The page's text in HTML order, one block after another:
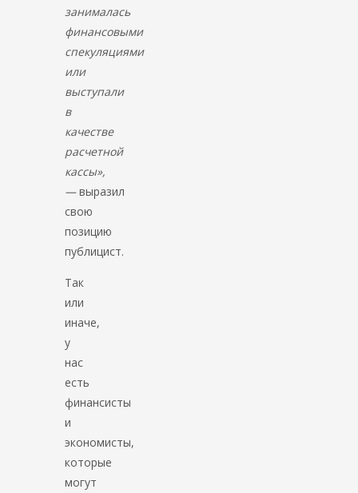
занималась
финансовыми
спекуляциями
или
выступали
в
качестве
расчетной
кассы»,
—выразил
свою
позицию
публицист.
Так
или
иначе,
у
нас
есть
финансисты
и
экономисты,
которые
могут